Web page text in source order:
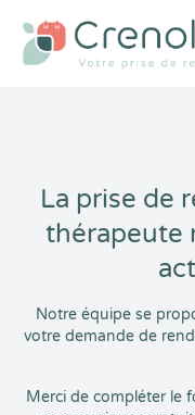
La prise de
thérapeute
Notre équipe se
votre demande de
Merci de compléter le